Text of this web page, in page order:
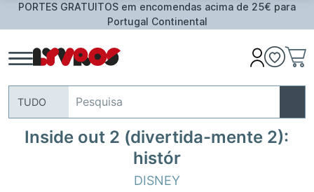
PORTES GRATUITOS em encomendas acima de 25€ para
Portugal Continental
TUDO
Inside out 2 (divertida-mente 2):
histór
DISNEY